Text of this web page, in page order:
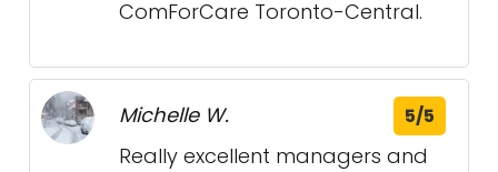
ComForCare Toronto-Central.
Michelle W. 5/5
Really excellent managers and